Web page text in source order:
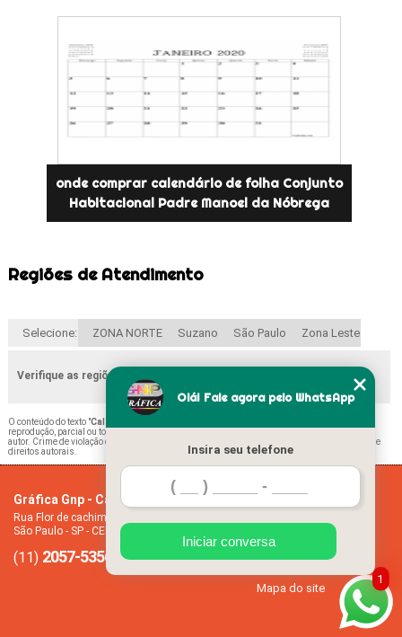
onde comprar calendário de folha Conjunto
Habitacional Padre Manoel da Nóbrega
Regiões de Atendimento
Selecione: ZONA NORTE Suzano São Paulo Zona Leste
Verifique as regiões que atendemos
O conteúdo do texto "Calendário de Folha Jardim São Paulo
reprodução, parcial ou total, mesmo citando nossos links, é proibida sem a autorização do
autor. Crime de violação de direito autoral – artigo 184 do Código Penal –
Lei 9610/98 - Lei de
direitos autorais
Gráfica Gnp - Cartão de visita
Rua Flor de cachimbo, 274 - Jardim Santana
São Paulo - SP - CEP: 08050-040
(11) 2057-5356 (11)94612-2445
Missão
Mapa do site
1
Olá! Fale agora pelo WhatsApp
Insira seu telefone
Iniciar conversa